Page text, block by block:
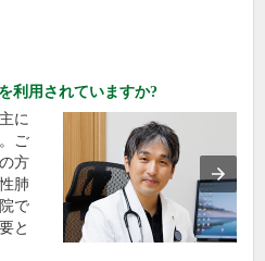
利用されていますか?
に
ご
方
肺
で
と